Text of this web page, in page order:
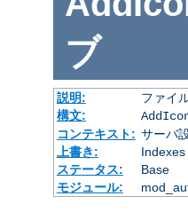
ブ
説明:
ファイ
構文:
コンテキスト: サーバ
上書き:
Indexes
ステータス:
Base
モジュール: